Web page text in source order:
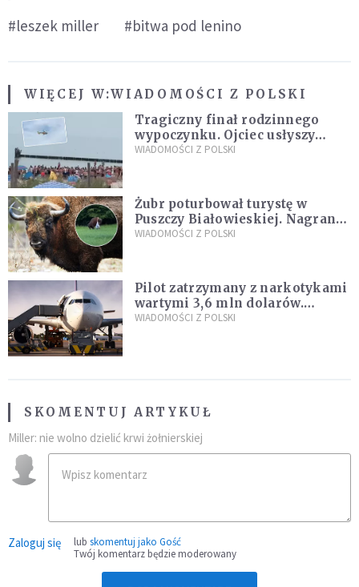
#leszek miller #bitwa pod lenino
WIĘCEJ W:WIADOMOŚCI Z POLSKI
Tragiczny finał rodzinnego
wypoczynku. Ojciec usłyszy
zarzuty
WIADOMOŚCI Z POLSKI
Żubr poturbował turystę w
Puszczy Białowieskiej. Nagranie
daje do myślenia
WIADOMOŚCI Z POLSKI
Pilot zatrzymany z narkotykami
wartymi 3,6 mln dolarów.
Śledczy podejrzewają, że latał
WIADOMOŚCI Z POLSKI
SKOMENTUJ ARTYKUŁ
Miller: nie wolno dzielić krwi żołnierskiej
Zaloguj się lub skomentuj jako Gość
Twój komentarz będzie moderowany